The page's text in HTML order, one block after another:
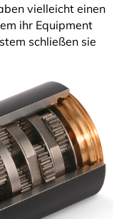
vielleicht einen
schließen sie